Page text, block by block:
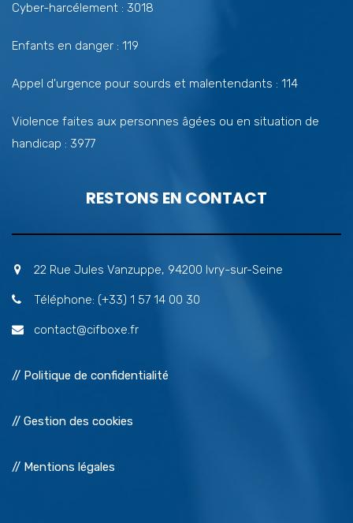
Cyber-harcélement : 3018
Enfants en danger : 119
Appel d'urgence pour sourds et malentendants : 114
Violence faites aux personnes âgées ou en situation de
handicap : 3977
RESTONS EN CONTACT
22 Rue Jules Vanzuppe, 94200 Ivry-sur-Seine
Téléphone: (+33) 1 57 14 00 30
contact@cifboxe.fr
// Politique de confidentialité
// Gestion des cookies
// Mentions légales